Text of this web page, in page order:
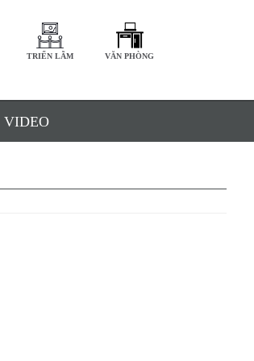
TRIỂN LÃM VĂN PHÒNG
VIDEO